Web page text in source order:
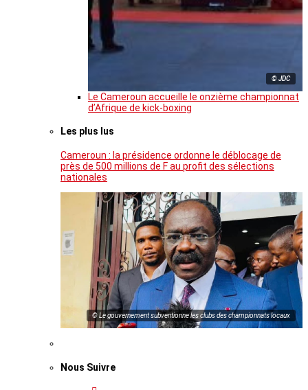
© JDC
Le Cameroun accueille le onzième championnat
d’Afrique de kick-boxing
Les plus lus
Cameroun : la présidence ordonne le déblocage de
près de 500 millions de F au profit des sélections
nationales
© Le gouvernement subventionne les clubs des championnats locaux
Nous Suivre